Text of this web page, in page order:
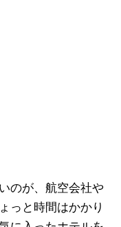
のが、航空会社や
っと時間はかかり